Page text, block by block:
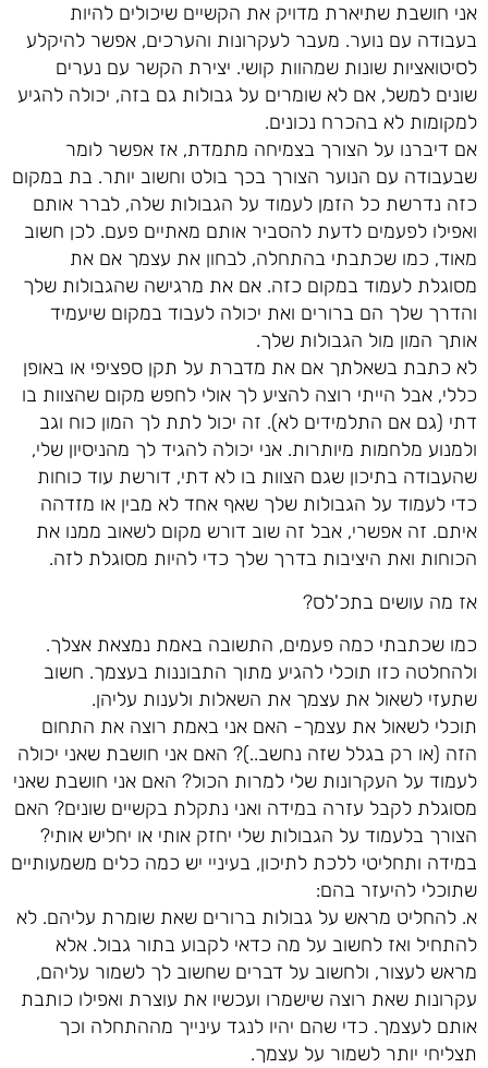
אני חושבת שתיארת מדויק את הקשיים שיכולים להיות
בעבודה עם נוער. מעבר לעקרונות והערכים, אפשר להיקלע
לסיטואציות שונות שמהוות קושי. יצירת הקשר עם נערים
שונים למשל, אם לא שומרים על גבולות גם בזה, יכולה להגיע
למקומות לא בהכרח נכונים.
אם דיברנו על הצורך בצמיחה מתמדת, אז אפשר לומר
שבעבודה עם הנוער הצורך בכך בולט וחשוב יותר. בת במקום
כזה נדרשת כל הזמן לעמוד על הגבולות שלה, לברר אותם
ואפילו לפעמים לדעת להסביר אותם מאתיים פעם. לכן חשוב
מאוד, כמו שכתבתי בהתחלה, לבחון את עצמך אם את
מסוגלת לעמוד במקום כזה. אם את מרגישה שהגבולות שלך
והדרך שלך הם ברורים ואת יכולה לעבוד במקום שיעמיד
אותך המון מול הגבולות שלך.
לא כתבת בשאלתך אם את מדברת על תקן ספציפי או באופן
כללי, אבל הייתי רוצה להציע לך אולי לחפש מקום שהצוות בו
דתי (גם אם התלמידים לא). זה יכול לתת לך המון כוח וגב
ולמנוע מלחמות מיותרות. אני יכולה להגיד לך מהניסיון שלי,
שהעבודה בתיכון שגם הצוות בו לא דתי, דורשת עוד כוחות
כדי לעמוד על הגבולות שלך שאף אחד לא מבין או מזדהה
איתם. זה אפשרי, אבל זה שוב דורש מקום לשאוב ממנו את
הכוחות ואת היציבות בדרך שלך כדי להיות מסוגלת לזה.
אז מה עושים בתכ'לס?
כמו שכתבתי כמה פעמים, התשובה באמת נמצאת אצלך.
ולהחלטה כזו תוכלי להגיע מתוך התבוננות בעצמך. חשוב
שתעזי לשאול את עצמך את השאלות ולענות עליהן.
תוכלי לשאול את עצמך- האם אני באמת רוצה את התחום
הזה (או רק בגלל שזה נחשב..)? האם אני חושבת שאני יכולה
לעמוד על העקרונות שלי למרות הכול? האם אני חושבת שאני
מסוגלת לקבל עזרה במידה ואני נתקלת בקשיים שונים? האם
הצורך בלעמוד על הגבולות שלי יחזק אותי או יחליש אותי?
במידה ותחליטי ללכת לתיכון, בעיניי יש כמה כלים משמעותיים
שתוכלי להיעזר בהם:
א. להחליט מראש על גבולות ברורים שאת שומרת עליהם. לא
להתחיל ואז לחשוב על מה כדאי לקבוע בתור גבול. אלא
מראש לעצור, ולחשוב על דברים שחשוב לך לשמור עליהם,
עקרונות שאת רוצה שישמרו ועכשיו את עוצרת ואפילו כותבת
אותם לעצמך. כדי שהם יהיו לנגד עינייך מההתחלה וכך
תצליחי יותר לשמור על עצמך.